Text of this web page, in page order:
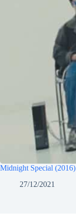
Midnight Special (2016)
27/12/2021